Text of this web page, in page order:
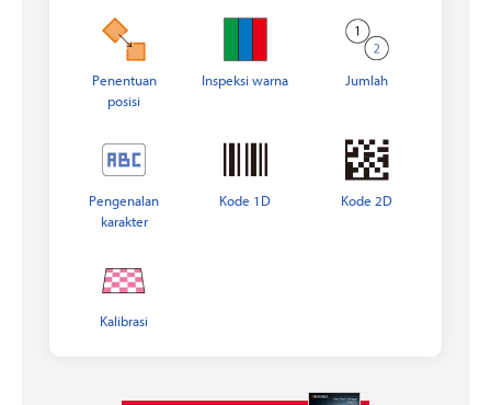
Penentuan
posisi
Inspeksi warna Jumlah
Pengenalan
karakter
Kode 1D Kode 2D
Kalibrasi